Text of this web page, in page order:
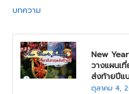
บทความ
New
วางแผนเ
ส่งท้ายปีแ
ตุลาคม 4,